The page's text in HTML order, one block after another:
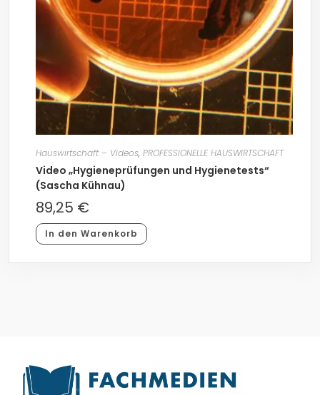
Hauswirtschaft – Videos, PROFESSIONELLE HAUSWIRTSCHAFT
Video „Hygieneprüfungen und Hygienetests“
(Sascha Kühnau)
89,25 €
In den Warenkorb